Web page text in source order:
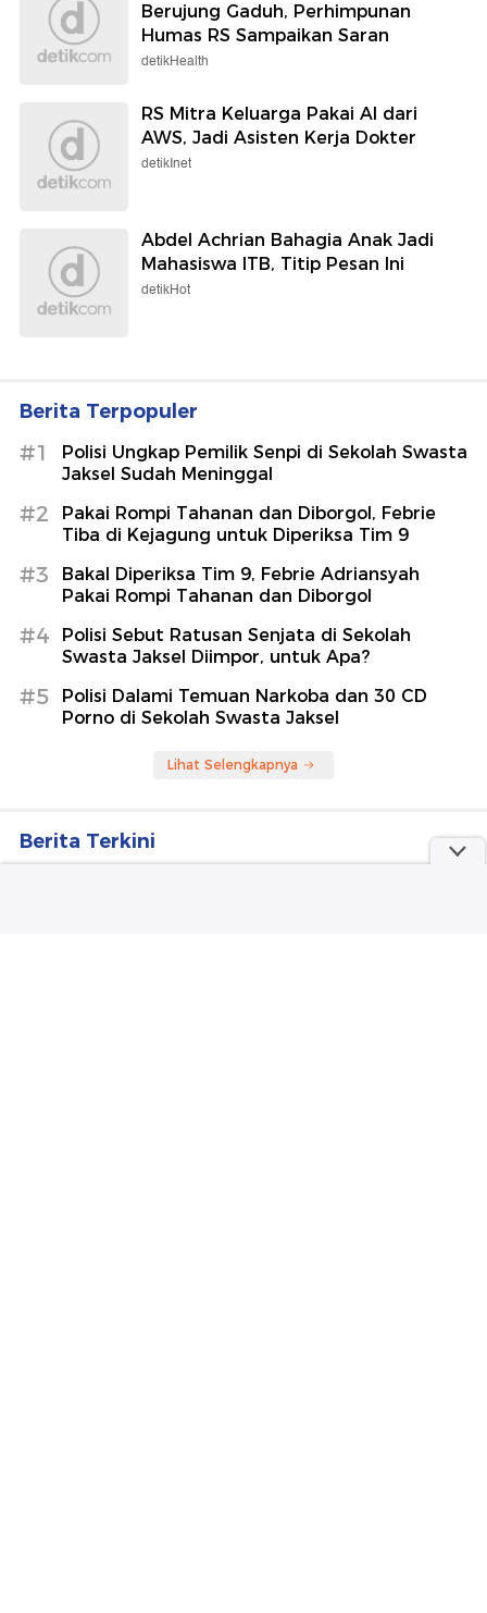
Berujung Gaduh, Perhimpunan
Humas RS Sampaikan Saran
detikHealth
RS Mitra Keluarga Pakai AI dari
AWS, Jadi Asisten Kerja Dokter
detikInet
Abdel Achrian Bahagia Anak Jadi
Mahasiswa ITB, Titip Pesan Ini
detikHot
Berita Terpopuler
#1
Polisi Ungkap Pemilik Senpi di Sekolah Swasta
Jaksel Sudah Meninggal
#2
Pakai Rompi Tahanan dan Diborgol, Febrie
Tiba di Kejagung untuk Diperiksa Tim 9
#3
Bakal Diperiksa Tim 9, Febrie Adriansyah
Pakai Rompi Tahanan dan Diborgol
#4
Polisi Sebut Ratusan Senjata di Sekolah
Swasta Jaksel Diimpor, untuk Apa?
#5
Polisi Dalami Temuan Narkoba dan 30 CD
Porno di Sekolah Swasta Jaksel
Lihat Selengkapnya
Berita Terkini